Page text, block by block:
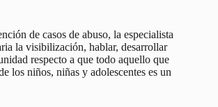
de casos de abuso, la especialista
la visibilización, hablar, desarrollar
respecto a que todo aquello que
los niños, niñas y adolescentes es un